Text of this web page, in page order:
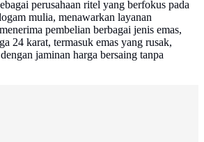
perusahaan ritel yang berfokus pada
mulia, menawarkan layanan
pembelian berbagai jenis emas,
24 karat, termasuk emas yang rusak,
jaminan harga bersaing tanpa